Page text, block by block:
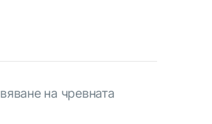
на чревната